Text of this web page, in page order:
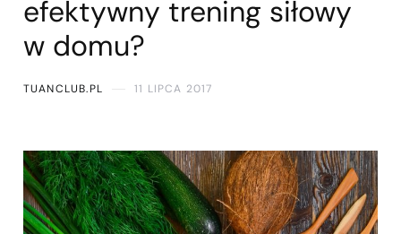
efektywny trening siłowy
w domu?
TUANCLUB.PL 11 LIPCA 2017